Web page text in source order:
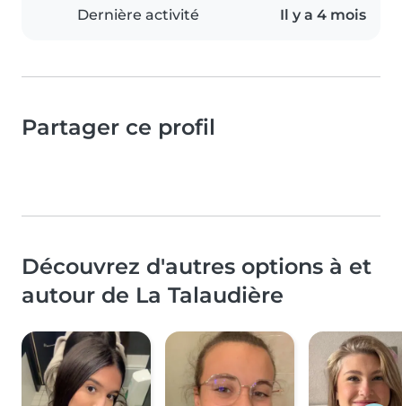
Dernière activité Il y a 4 mois
Partager ce profil
Découvrez d'autres options à et
autour de La Talaudière